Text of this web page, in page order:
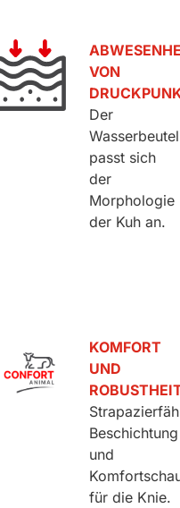
VON
Der
Wasserbeutel
passt sich
der
Morphologie
der Kuh an.
KOMFORT
UND
Beschichtung
und
für die Knie.